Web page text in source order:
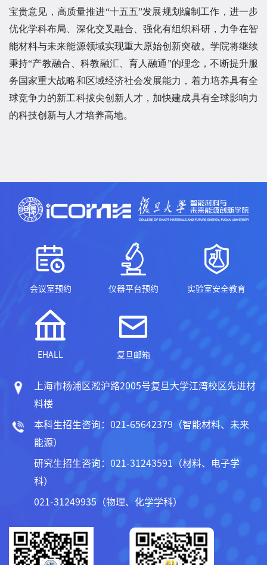
宝贵意见，高质量推进“十五五”发展规划编制工作，进一步
优化学科布局、深化交叉融合、强化有组织科研，力争在智
能材料与未来能源领域实现重大原始创新突破。学院将继续
秉持“产教融合、科教融汇、育人融通”的理念，不断提升服
务国家重大战略和区域经济社会发展能力，着力培养具有全
球竞争力的新工科拔尖创新人才，加快建成具有全球影响力
的科技创新与人才培养高地。
会议室预约 仪器平台预约 实验室安全教育
EHALL 复旦邮箱
上海市杨浦区淞沪路2005号复旦大学江湾校区先进材
料楼
本科生招生咨询：021-65642379（智能材料、未来
能源）
研究生招生咨询：021-31243591（材料、电子学
科）
021-31249935（物理、化学学科）